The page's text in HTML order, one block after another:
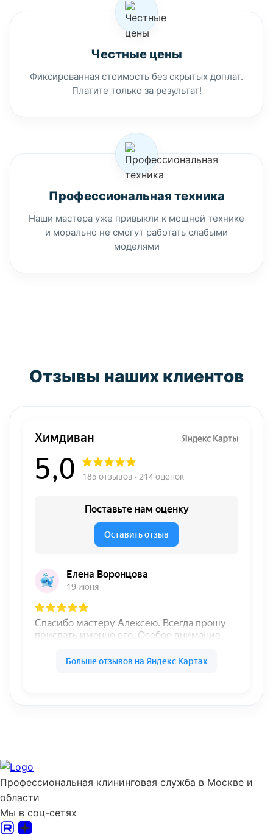
Честные цены
Фиксированная стоимость без скрытых доплат.
Платите только за результат!
Профессиональная техника
Наши мастера уже привыкли к мощной технике
и морально не смогут работать слабыми
моделями
Отзывы наших клиентов
Профессиональная клининговая служба в Москве и
области
Мы в соц-сетях